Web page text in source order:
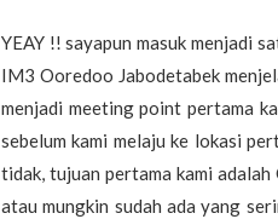
YEAY !! sayapun masuk menjadi
IM3 Ooredoo Jabodetabek
menjadi meeting point pertama
sebelum kami melaju ke lokasi
tidak, tujuan pertama kami
atau mungkin sudah ada yang